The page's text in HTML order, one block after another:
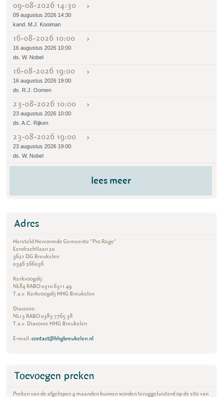
09-08-2026 14:30
09 augustus 2026 14:30
kand. M.J. Kooiman
16-08-2026 10:00
16 augustus 2026 10:00
ds. W. Nobel
16-08-2026 19:00
16 augustus 2026 19:00
ds. R.J. Oomen
23-08-2026 10:00
23 augustus 2026 10:00
ds. A.C. Rijken
23-08-2026 19:00
23 augustus 2026 19:00
ds. W. Nobel
lees meer
Adres
Hersteld Hervormde Gemeente "Pro Rege"
Eendrachtlaan 20
3621 DG Breukelen
0346 266036
Kerkvoogdij:
NL84 RABO 0310 6311 49
T.a.v. Kerkvoogdij HHG Breukelen
Diaconie:
NL13 RABO 0383 7765 38
T.a.v. Diaconie HHG Breukelen
E-mail:contact@hhgbreukelen.nl
Toevoegen preken
Preken van de afgelopen 4 maanden kunnen worden teruggeluisterd op de site van